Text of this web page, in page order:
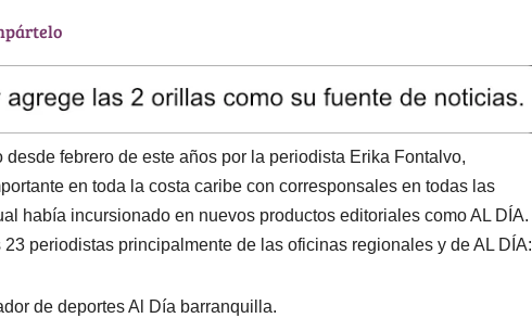
febrero de este años por la periodista Erika Fontalvo,
en toda la costa caribe con corresponsales en todas las
había incursionado en nuevos productos editoriales como AL DÍA.
periodistas principalmente de las oficinas regionales y de AL DÍA:
de deportes Al Día barranquilla.